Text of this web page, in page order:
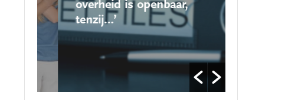
overheid is openbaar,
tenzij…’